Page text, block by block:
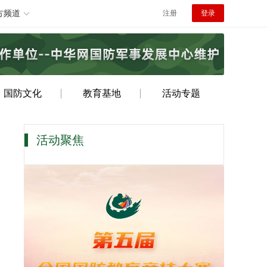
频道 注册 登录
国防文化 教育基地 活动专题
活动聚焦